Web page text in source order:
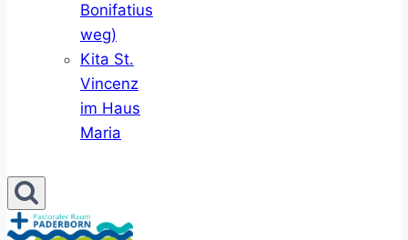
Bonifatius
weg)
Kita St.
Vincenz
im Haus
Maria